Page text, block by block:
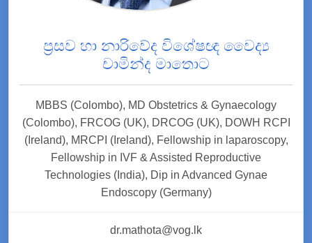
ප්‍රසව හා නාරිවේද විශේෂඥ වෛද්‍ය
චාමින්ද මාතොට
MBBS (Colombo), MD Obstetrics & Gynaecology
(Colombo), FRCOG (UK), DRCOG (UK), DOWH RCPI
(Ireland), MRCPI (Ireland), Fellowship in laparoscopy,
Fellowship in IVF & Assisted Reproductive
Technologies (India), Dip in Advanced Gynae
Endoscopy (Germany)
dr.mathota@vog.lk